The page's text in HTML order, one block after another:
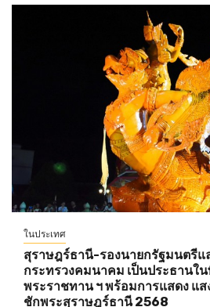
ในประเทศ
สุราษฎร์ธานี-รองนายกรัฐมนตรีแ
กระทรวงคมนาคม เป็นประธานใ
พระราชทาน ฯ พร้อมการแสดง แส
ชักพระสุราษฎร์ธานี 2568